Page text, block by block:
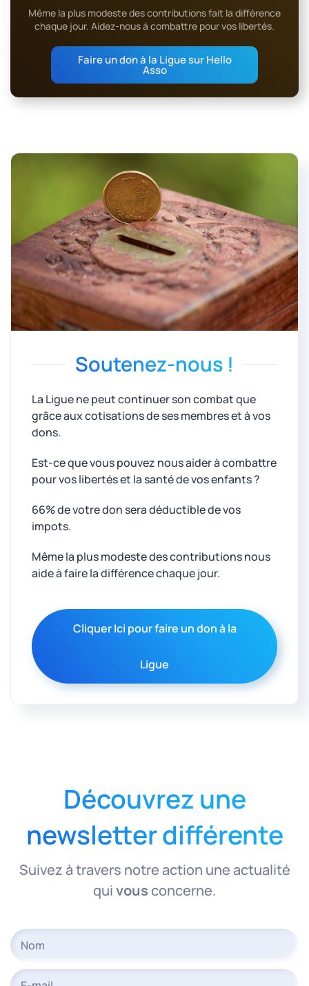
Même la plus modeste des contributions fait la différence
chaque jour. Aidez-nous à combattre pour vos libertés.
Faire un don à la Ligue sur Hello
Asso
Soutenez-nous !
La Ligue ne peut continuer son combat que
grâce aux cotisations de ses membres et à vos
dons.
Est-ce que vous pouvez nous aider à combattre
pour vos libertés et la santé de vos enfants ?
66% de votre don sera déductible de vos
impots.
Même la plus modeste des contributions nous
aide à faire la différence chaque jour.
Cliquer Ici pour faire un don à la
Ligue
Découvrez une
newsletter différente
Suivez à travers notre action une actualité
quivousconcerne.